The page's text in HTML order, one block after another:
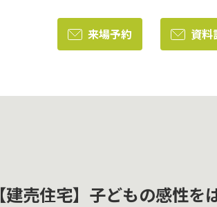
来場予約 資料
【建売住宅】子どもの感性を